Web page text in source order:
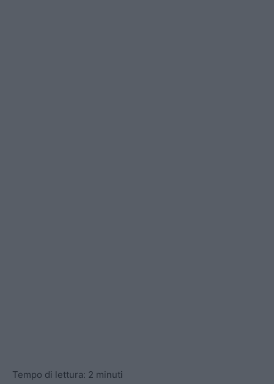
Tempo di lettura: 2 minuti